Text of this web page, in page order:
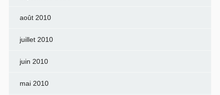
août 2010
juillet 2010
juin 2010
mai 2010